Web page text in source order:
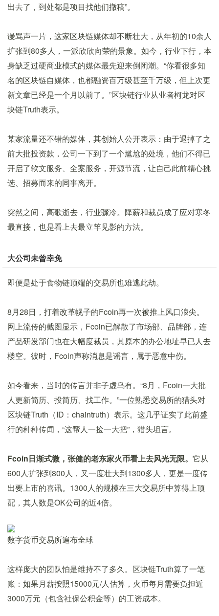
出去了，到处都是项目找他们撤稿”。
谩骂声一片，这家区块链媒体却不断壮大，从年初的10余人
扩张到80多人，一派欣欣向荣的景象。如今，行业下行，本
身缺乏过硬商业模式的媒体最先迎来倒闭潮。“你看很多知
名的区块链自媒体，也都融资百万级甚至千万级，但上次更
新文章已经是一个月以前了。”区块链行业从业者柯龙对区
块链Truth表示。
某家流量还不错的媒体，其创始人公开表示：由于退掉了之
前大批投资款，公司一下到了一个尴尬的处境，他们不得已
开启了软文服务、全案服务，开源节流，让自己此前精心挑
选、招募而来的同事离开。
突然之间，高歌逝去，行业骤冷。降薪和裁员成了应对寒冬
最直接，也是看上去最立竿见影的方法。
大公司未曾幸免
即便是处于食物链顶端的交易所也难逃此劫。
8月28日，打着改革幌子的Fcoin再一次被推上风口浪尖。
网上流传的截图显示，Fcoin已解散了市场部、品牌部，连
产品研发部门也在大幅度裁员，其原本的办公地址早已人去
楼空。彼时，Fcoin声称消息是谣言，属于恶意中伤。
如今看来，当时的传言并非子虚乌有。“8月，Fcoin一大批
人更新简历、投简历、找工作。”一位熟悉交易所的猎头对
区块链Truth（ID：chaintruth）表示。这几乎证实了此前盛
行的种种传闻，“这帮人一捡一大把”，猎头坦言。
Fcoin日渐式微，张健的老东家火币看上去风光无限。 它从
600人扩张到800人，又一度壮大到1300多人，更是一度传
出要上市的喜讯。1300人的规模在三大交易所中算得上顶
配，其人数是OK公司的近4倍。
数字货币交易所遍布全球
这样庞大的团队怕是维持不了多久。区块链Truth算了一笔
账：如果月薪按照15000元/人估算，火币每月需要负担近
3000万元（包含社保公积金等）的工资成本。